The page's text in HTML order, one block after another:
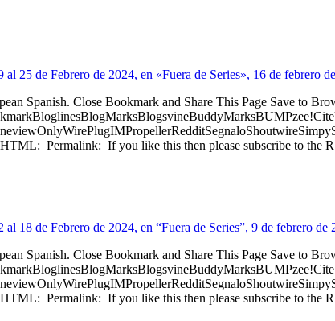
al 25 de Febrero de 2024, en «Fuera de Series», 16 de febrero
Spanish. Close Bookmark and Share This Page Save to
Permalink: If you like this then please subscribe to the
al 18 de Febrero de 2024, en “Fuera de Series”, 9 de febrero de
Spanish. Close Bookmark and Share This Page Save to
Permalink: If you like this then please subscribe to the